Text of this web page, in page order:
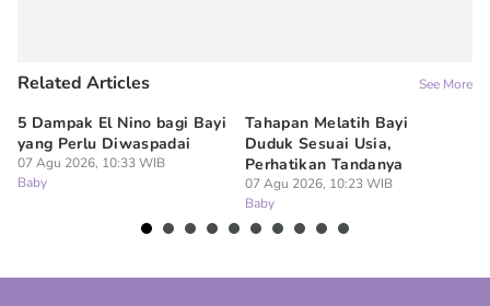
Related Articles See More
5 Dampak El Nino bagi Bayi
yang Perlu Diwaspadai
07 Agu 2026, 10:33 WIB
Baby
Tahapan Melatih Bayi
Duduk Sesuai Usia,
Perhatikan Tandanya
07 Agu 2026, 10:23 WIB
Baby